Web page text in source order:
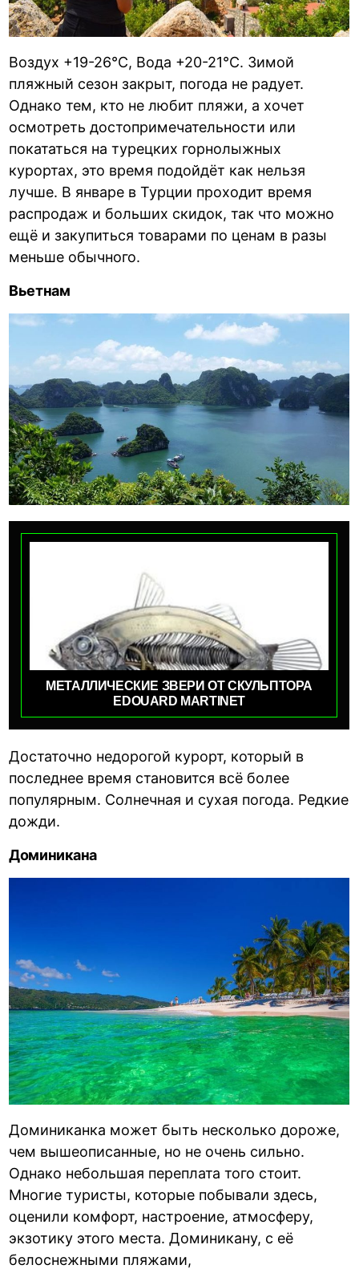
Воздух +19-26°С, Вода +20-21°С. Зимой
пляжный сезон закрыт, погода не радует.
Однако тем, кто не любит пляжи, а хочет
осмотреть достопримечательности или
покататься на турецких горнолыжных
курортах, это время подойдёт как нельзя
лучше. В январе в Турции проходит время
распродаж и больших скидок, так что можно
ещё и закупиться товарами по ценам в разы
меньше обычного.
Вьетнам
МЕТАЛЛИЧЕСКИЕ ЗВЕРИ ОТ СКУЛЬПТОРА
EDOUARD MARTINET
Достаточно недорогой курорт, который в
последнее время становится всё более
популярным. Солнечная и сухая погода. Редкие
дожди.
Доминикана
Доминиканка может быть несколько дороже,
чем вышеописанные, но не очень сильно.
Однако небольшая переплата того стоит.
Многие туристы, которые побывали здесь,
оценили комфорт, настроение, атмосферу,
экзотику этого места. Доминикану, с её
белоснежными пляжами,